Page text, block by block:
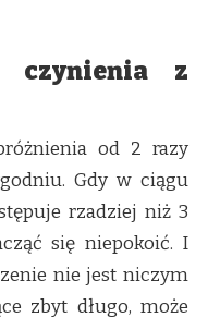
czynienia z
od 2 razy
Gdy w ciągu
rzadziej niż 3
się niepokoić. I
nie jest niczym
zbyt długo, może